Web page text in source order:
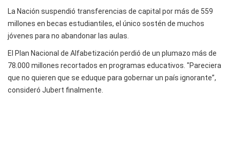
La Nación suspendió transferencias de capital por más de 559
millones en becas estudiantiles, el único sostén de muchos
jóvenes para no abandonar las aulas.
El Plan Nacional de Alfabetización perdió de un plumazo más de
78.000 millones recortados en programas educativos. "Pareciera
que no quieren que se eduque para gobernar un país ignorante”,
consideró Jubert finalmente.